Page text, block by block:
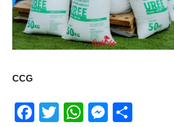
CCG
Facebook
TwitterWhatsApp